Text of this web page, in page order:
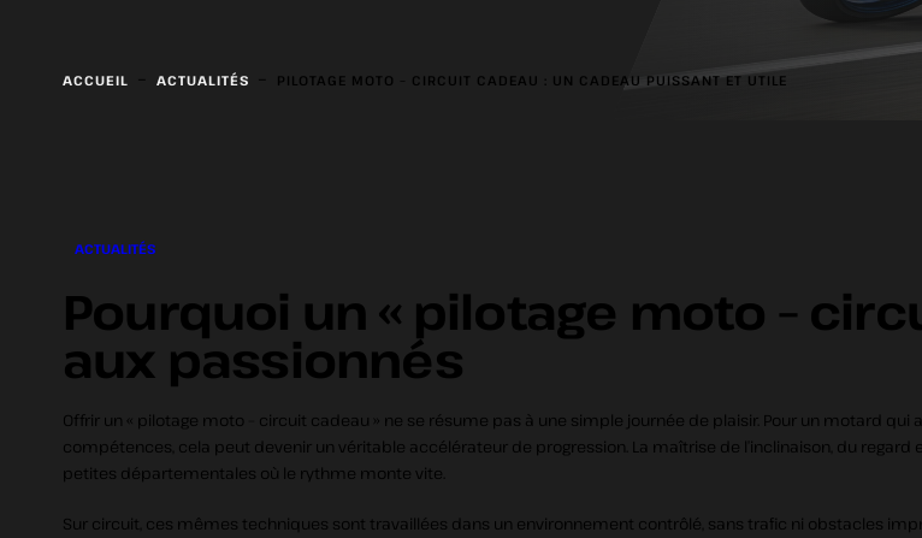
ACCUEIL ACTUALITÉS PILOTAGE MOTO – CIRCUIT CADEAU : UN CADEAU PUISSANT ET UTILE
ACTUALITÉS
Pourquoi un « pilotage moto –
aux passionnés
Offrir un « pilotage moto – circuit cadeau » ne se résume pas à une simple journée de plaisir. Pour un motard
compétences, cela peut devenir un véritable accélérateur de progression. La maîtrise de l’inclinaison, du
petites départementales où le rythme monte vite.
Sur circuit, ces mêmes techniques sont travaillées dans un environnement contrôlé, sans trafic ni obstacles